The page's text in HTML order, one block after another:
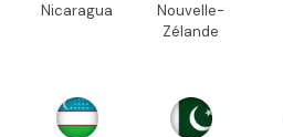
Nicaragua
Nouvelle-
Zélande